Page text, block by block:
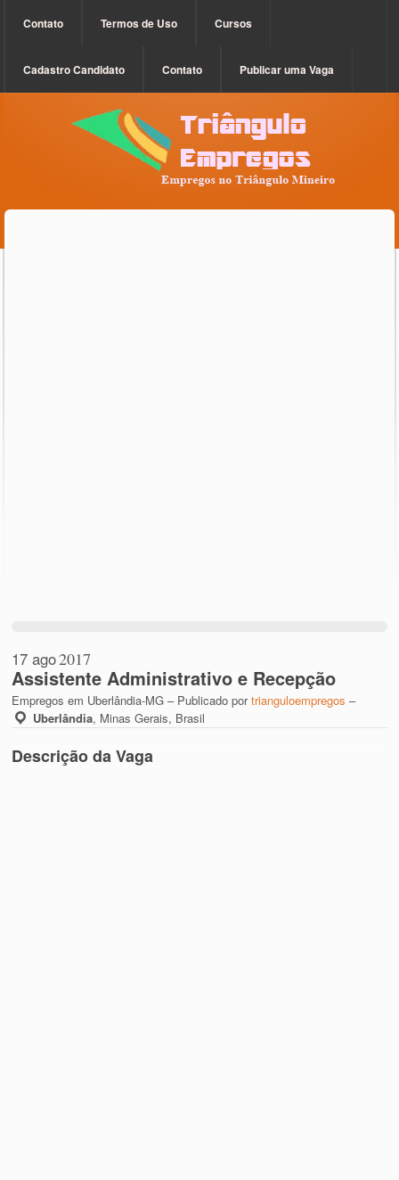
Contato Termos de Uso Cursos
Cadastro Candidato Contato Publicar uma Vaga
17 ago2017
Assistente Administrativo e Recepção
Empregos em Uberlândia-MG – Publicado portrianguloempregos –
Uberlândia, Minas Gerais, Brasil
Descrição da Vaga